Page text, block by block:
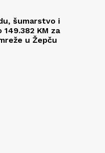
šumarstvo i
KM za
u Žepču